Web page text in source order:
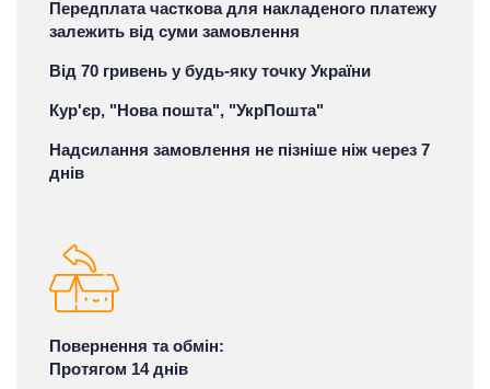
Передплата часткова для накладеного платежу
залежить від суми замовлення
Від 70 гривень у будь-яку точку України
Кур'єр, "Нова пошта", "УкрПошта"
Надсилання замовлення не пізніше ніж через 7
днів
Повернення та обмін:
Протягом 14 днів